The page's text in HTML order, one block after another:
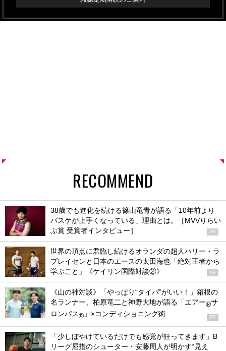
RECOMMEND
38歳でも進化を続ける篠山竜青が語る「10年前より
バスケが上手くなっている」理由とは。［MVVりらい
ぶ賞 受賞者インタビュー］
PR
世界の頂点に君臨し続けるオランダの超人ハリー・ラ
ブレイセンと日本のエースの太田海也「絶対王者から
学ぶこと」《ケイリン国際対談②》
PR
《山の神対談》「やっぱり“タイパ”がいい！」箱根の
名ランナー、柏原竜二と神野大地が語る「エアー®サ
ロンパス® 」×コンディショニング術 PR
「少しぼやけているだけでも感覚が狂ってきます」B
リーグ屈指のシューター・安藤周人が明かす“見え